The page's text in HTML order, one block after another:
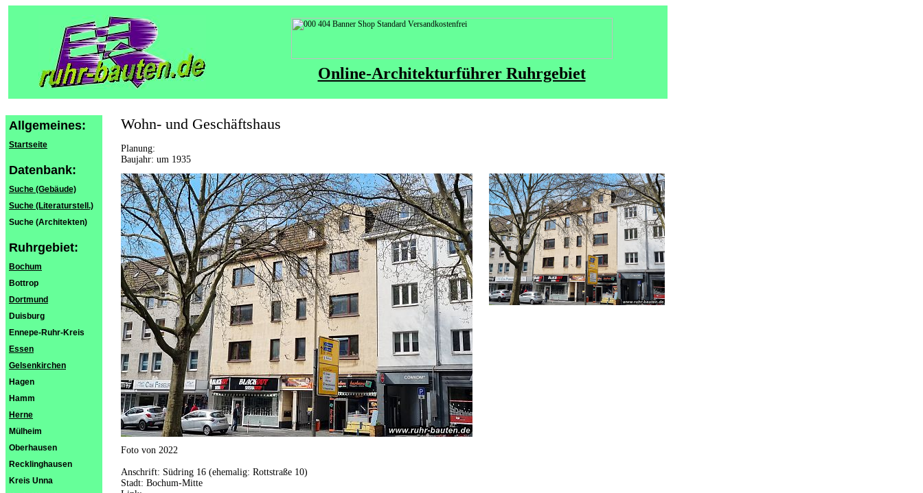
Online-Architekturführer Ruhrgebiet
Allgemeines:
Startseite
Datenbank:
Suche (Gebäude)
Suche (Literaturstell.)
Suche (Architekten)
Ruhrgebiet:
Bochum
Bottrop
Dortmund
Duisburg
Ennepe-Ruhr-Kreis
Essen
Gelsenkirchen
Hagen
Hamm
Herne
Mülheim
Oberhausen
Recklinghausen
Kreis Unna
Wohn- und Geschäftshaus
Planung:
Baujahr: um 1935
Foto von 2022
Anschrift: Südring 16 (ehemalig: Rottstraße 10)
Stadt: Bochum-Mitte